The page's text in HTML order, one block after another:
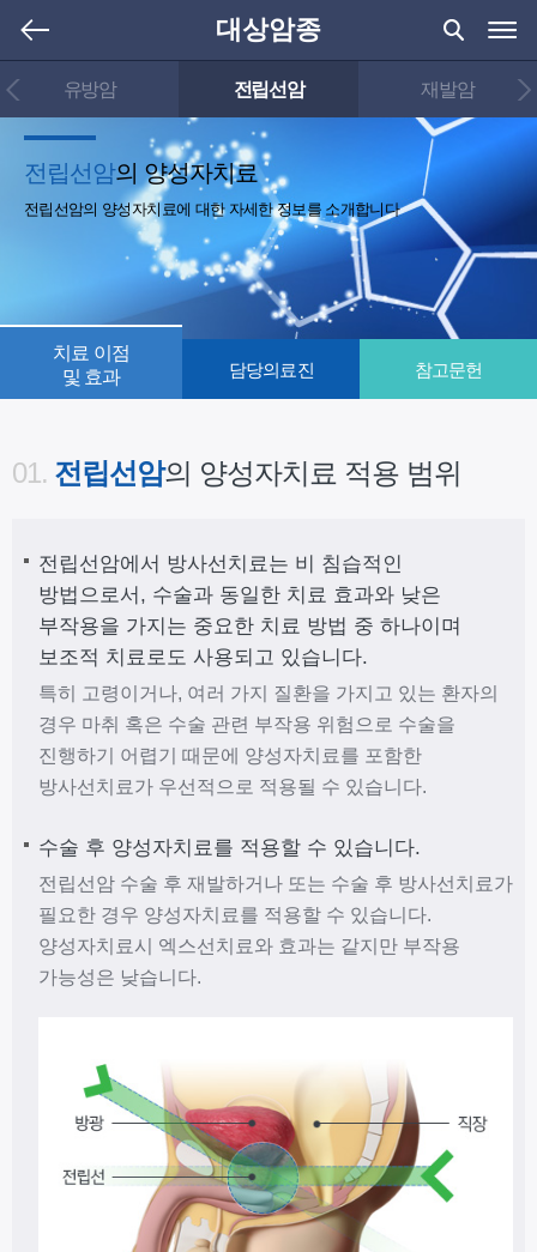
대상암종
유방암 전립선암 재발암
전립선암의 양성자치료
전립선암의 양성자치료에 대한 자세한 정보를 소개합니다
치료 이점
및 효과
담당의료진 참고문헌
01. 전립선암의 양성자치료 적용 범위
전립선암에서 방사선치료는 비 침습적인
방법으로서, 수술과 동일한 치료 효과와 낮은
부작용을 가지는 중요한 치료 방법 중 하나이며
보조적 치료로도 사용되고 있습니다.
특히 고령이거나, 여러 가지 질환을 가지고 있는 환자의
경우 마취 혹은 수술 관련 부작용 위험으로 수술을
진행하기 어렵기 때문에 양성자치료를 포함한
방사선치료가 우선적으로 적용될 수 있습니다.
수술 후 양성자치료를 적용할 수 있습니다.
전립선암 수술 후 재발하거나 또는 수술 후 방사선치료가
필요한 경우 양성자치료를 적용할 수 있습니다.
양성자치료시 엑스선치료와 효과는 같지만 부작용
가능성은 낮습니다.